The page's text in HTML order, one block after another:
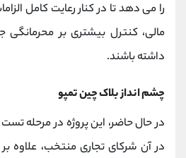
را می ‌دهد تا در کنار رعایت کامل
مالی، کنترل بیشتری بر
داشته باشند.
چشم انداز بلاک چین تمپو
در حال حاضر، این پروژه در مرحله
در آن شرکای تجاری منتخب، علاوه